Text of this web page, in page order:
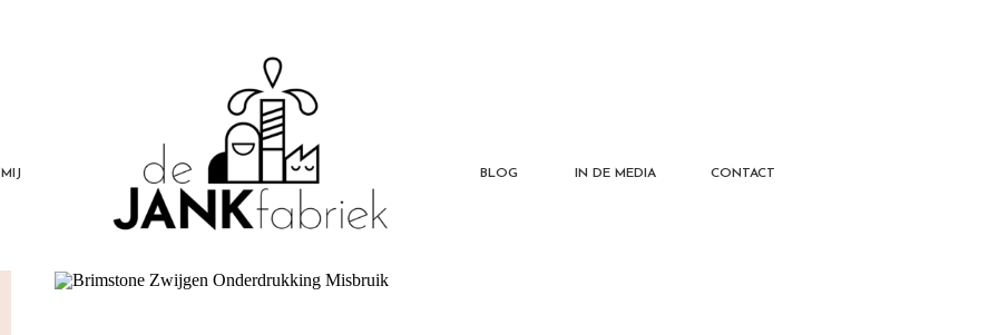
BLOG IN DE MEDIA CONTACT